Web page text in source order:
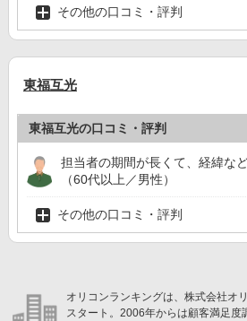
その他の口コミ・評判
東福互光
東福互光の口コミ・評判
担当者の期間が長くて、経緯な
（60代以上／男性）
その他の口コミ・評判
オリコンランキングは、株式会社オ
スタート。2006年からは顧客満足度